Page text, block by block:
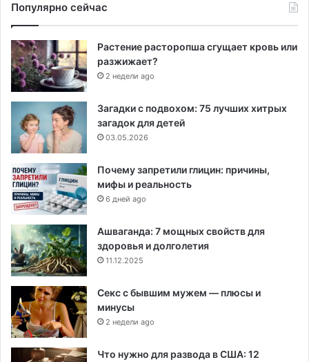
Популярно сейчас
Растение расторопша сгущает кровь или
разжижает?
2 недели ago
Загадки с подвохом: 75 лучших хитрых
загадок для детей
03.05.2026
Почему запретили глицин: причины,
мифы и реальность
6 дней ago
Ашваганда: 7 мощных свойств для
здоровья и долголетия
11.12.2025
Секс с бывшим мужем — плюсы и
минусы
2 недели ago
Что нужно для развода в США: 12